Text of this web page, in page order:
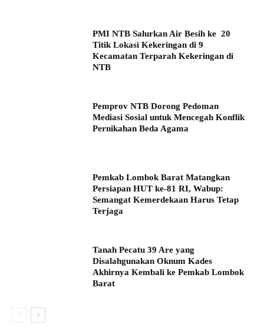
PMI NTB Salurkan Air Besih ke 20
Titik Lokasi Kekeringan di 9
Kecamatan Terparah Kekeringan di
NTB
Pemprov NTB Dorong Pedoman
Mediasi Sosial untuk Mencegah Konflik
Pernikahan Beda Agama
Pemkab Lombok Barat Matangkan
Persiapan HUT ke-81 RI, Wabup:
Semangat Kemerdekaan Harus Tetap
Terjaga
Tanah Pecatu 39 Are yang
Disalahgunakan Oknum Kades
Akhirnya Kembali ke Pemkab Lombok
Barat